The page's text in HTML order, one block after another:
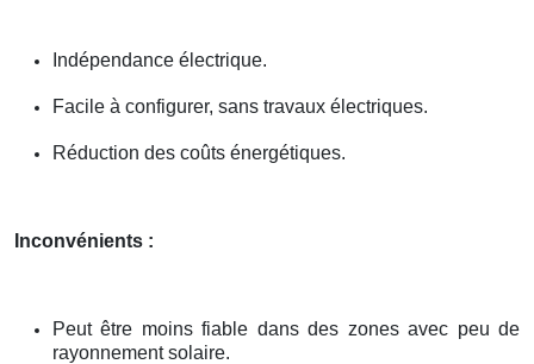
Indépendance électrique.
Facile à configurer, sans travaux électriques.
Réduction des coûts énergétiques.
Inconvénients :
Peut être moins fiable dans des zones avec peu de
rayonnement solaire.